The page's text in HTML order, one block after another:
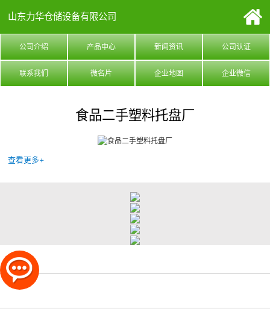
山东力华仓储设备有限公司
公司介绍 产品中心 新闻资讯 公司认证
联系我们 微名片 企业地图 企业微信
食品二手塑料托盘厂
查看更多+